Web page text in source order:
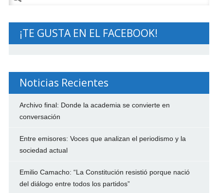
¡TE GUSTA EN EL FACEBOOK!
Noticias Recientes
Archivo final: Donde la academia se convierte en
conversación
Entre emisores: Voces que analizan el periodismo y la
sociedad actual
Emilio Camacho: “La Constitución resistió porque nació
del diálogo entre todos los partidos”